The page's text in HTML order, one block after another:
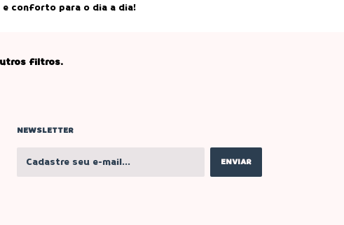
e conforto para o dia a dia!
filtros.
NEWSLETTER